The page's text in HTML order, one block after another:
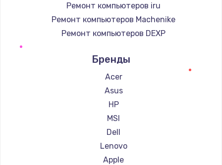
Ремонт компьютеров iru
Ремонт компьютеров Machenike
Ремонт компьютеров DEXP
Ремонт компьютеров Intel
Ремонт компьютеров Beelink
Ремонт компьютеров CHUWI
Бренды
Acer
Asus
HP
MSI
Dell
Lenovo
Apple